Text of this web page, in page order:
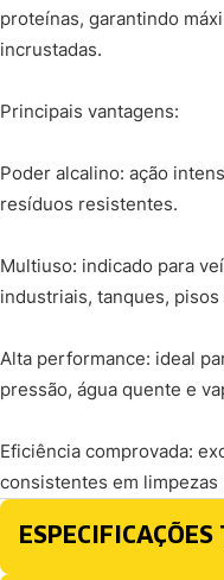
proteínas, garantindo
incrustadas.
Principais vantagens:
Poder alcalino: ação
resíduos resistentes.
Multiuso: indicado para
industriais, tanques,
Alta performance: ideal
pressão, água quente e
Eficiência comprovada:
consistentes em